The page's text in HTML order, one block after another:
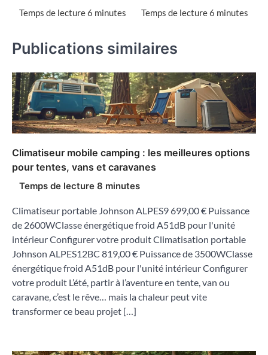
Publications similaires
Climatiseur mobile camping : les meilleures options
pour tentes, vans et caravanes
Climatiseur portable Johnson ALPES9 699,00 € Puissance
de 2600WClasse énergétique froid A51dB pour l'unité
intérieur Configurer votre produit Climatisation portable
Johnson ALPES12BC 819,00 € Puissance de 3500WClasse
énergétique froid A51dB pour l'unité intérieur Configurer
votre produit L’été, partir à l’aventure en tente, van ou
caravane, c’est le rêve… mais la chaleur peut vite
transformer ce beau projet […]